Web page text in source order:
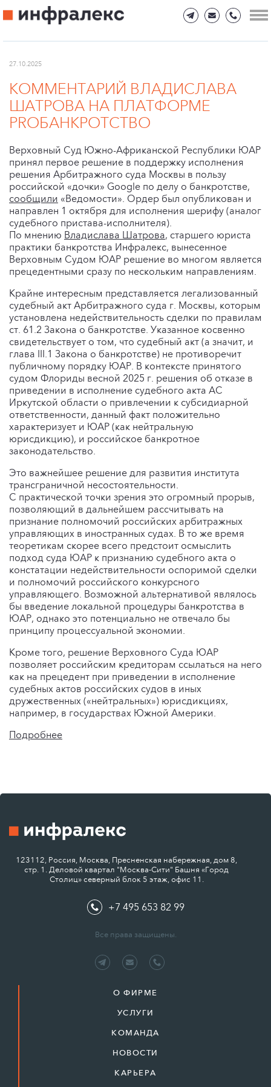
27.10.2025
КОММЕНТАРИЙ ВЛАДИСЛАВА
ШАТРОВА НА ПЛАТФОРМЕ
PROБАНКРОТСТВО
Верховный Суд Южно-Африканской Республики ЮАР
принял первое решение в поддержку исполнения
решения Арбитражного суда Москвы в пользу
российской «дочки» Google по делу о банкротстве,
сообщили «Ведомости». Ордер был опубликован и
направлен 1 октября для исполнения шерифу (аналог
судебного пристава-исполнителя).
По мнению Владислава Шатрова, старшего юриста
практики банкротства Инфралекс, вынесенное
Верховным Судом ЮАР решение во многом является
прецедентными сразу по нескольким направлениям.
Крайне интересным представляется легализованный
судебный акт Арбитражного суда г. Москвы, которым
установлена недействительность сделки по правилам
ст. 61.2 Закона о банкротстве. Указанное косвенно
свидетельствует о том, что судебный акт (а значит, и
глава III.1 Закона о банкротстве) не противоречит
публичному порядку ЮАР. В контексте принятого
судом Флориды весной 2025 г. решения об отказе в
приведении в исполнение судебного акта АС
Иркутской области о привлечении к субсидиарной
ответственности, данный факт положительно
характеризует и ЮАР (как нейтральную
юрисдикцию), и российское банкротное
законодательство.
Это важнейшее решение для развития института
трансграничной несостоятельности.
С практической точки зрения это огромный прорыв,
позволяющий в дальнейшем рассчитывать на
признание полномочий российских арбитражных
управляющих в иностранных судах. В то же время
теоретикам скорее всего предстоит осмыслить
подход суда ЮАР к признанию судебного акта о
констатации недействительности оспоримой сделки
и полномочий российского конкурсного
управляющего. Возможной альтернативой являлось
бы введение локальной процедуры банкротства в
ЮАР, однако это потенциально не отвечало бы
принципу процессуальной экономии.
Кроме того, решение Верховного Суда ЮАР
позволяет российским кредиторам ссылаться на него
как на прецедент при приведении в исполнение
судебных актов российских судов в иных
дружественных («нейтральных») юрисдикциях,
например, в государствах Южной Америки.
Подробнее
123112, Россия, Москва, Пресненская набережная, дом 8,
стр. 1. Деловой квартал "Москва-Сити" Башня «Город
Столиц» северный блок 5 этаж, офис 11.
+7 495 653 82 99
Все права защищены.
О ФИРМЕ
УСЛУГИ
КОМАНДА
НОВОСТИ
КАРЬЕРА